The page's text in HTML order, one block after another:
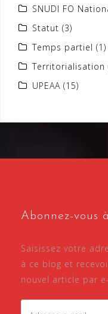
SNUDI FO
Statut (3)
Temps partiel (1)
Territorialisation
UPEAA (15)
Abonnez-vous
Saisissez votre
à ce blog et
nouvel article par